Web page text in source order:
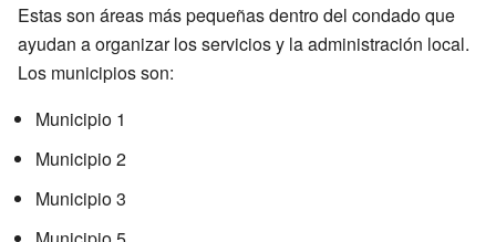
Estas son áreas más pequeñas dentro del condado que
ayudan a organizar los servicios y la administración local.
Los municipios son:
Municipio 1
Municipio 2
Municipio 3